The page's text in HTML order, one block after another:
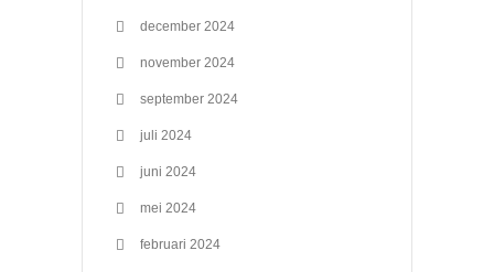
december 2024
november 2024
september 2024
juli 2024
juni 2024
mei 2024
februari 2024